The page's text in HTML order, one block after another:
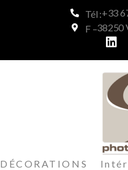
Tél :+33
F –38250
DÉCORATIONS